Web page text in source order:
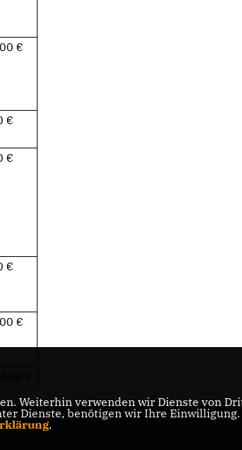
Weiterhin verwenden wir Dienste von
Dienste, benötigen wir Ihre
.